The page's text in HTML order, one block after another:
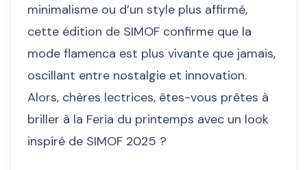
minimalisme ou d’un style plus affirmé,
cette édition de SIMOF confirme que la
mode flamenca est plus vivante que jamais,
oscillant entre nostalgie et innovation.
Alors, chères lectrices, êtes-vous prêtes à
briller à la Feria du printemps avec un look
inspiré de SIMOF 2025 ?